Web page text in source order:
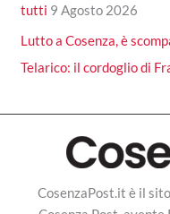
tutti 9 Agosto 2026
Lutto a Cosenza, è
Telarico: il cordoglio di
CosenzaPost.it è il